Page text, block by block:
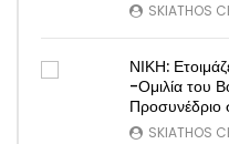
SKIATHOS
ΝΙΚΗ:
-Ομιλία του
SKIATHOS